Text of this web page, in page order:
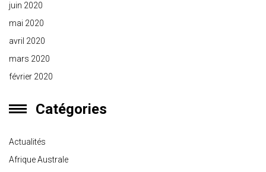
juin 2020
mai 2020
avril 2020
mars 2020
février 2020
Catégories
Actualités
Afrique Australe